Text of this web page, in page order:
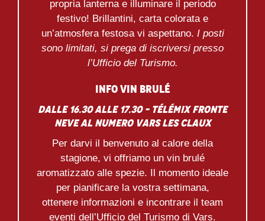
propria lanterna e illuminare il periodo
festivo! Brillantini, carta colorata e
un’atmosfera festosa vi aspettano. I posti
sono limitati, si prega di iscriversi presso
l’Ufficio del Turismo.
Info vin brulé
Dalle 16.30 alle 17.30 – Télémix fronte
neve al numero Vars les Claux
Per darvi il benvenuto al calore della
stagione, vi offriamo un vin brulé
aromatizzato alle spezie. Il momento ideale
per pianificare la vostra settimana,
ottenere informazioni e incontrare il team
eventi dell’Ufficio del Turismo di Vars.